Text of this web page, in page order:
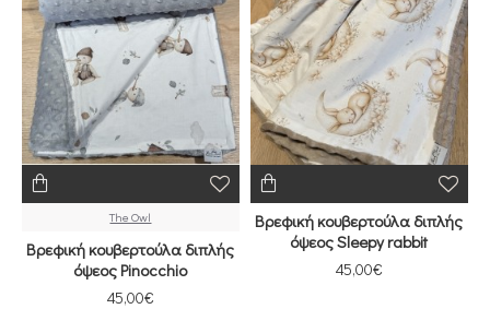
The Owl
Βρεφική κουβερτούλα διπλής
όψεος Pinocchio
45,00€
Βρεφική κουβερτούλα διπλής
όψεος Sleepy rabbit
45,00€